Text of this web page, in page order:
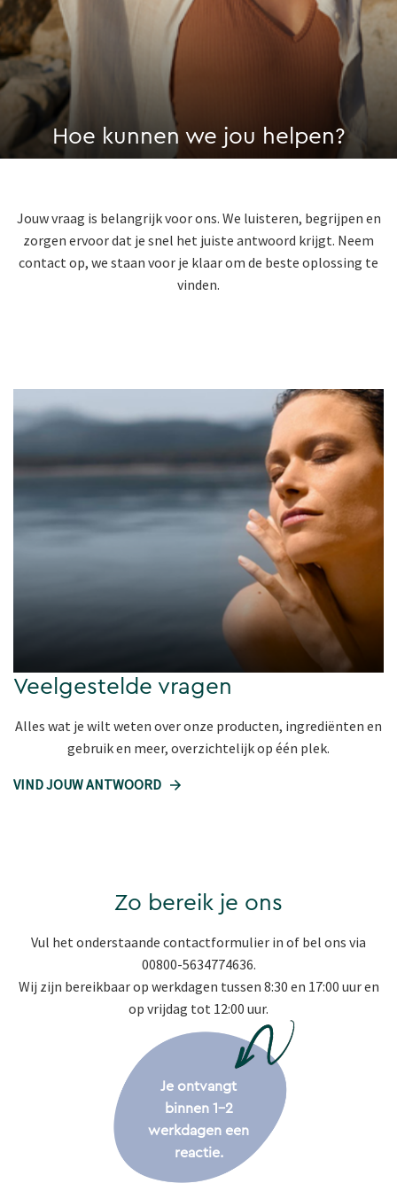
Hoe kunnen we jou helpen?
Jouw vraag is belangrijk voor ons. We luisteren, begrijpen en
zorgen ervoor dat je snel het juiste antwoord krijgt. Neem
contact op, we staan voor je klaar om de beste oplossing te
vinden.
Veelgestelde vragen
Alles wat je wilt weten over onze producten, ingrediënten en
gebruik en meer, overzichtelijk op één plek.
VIND JOUW ANTWOORD
Zo bereik je ons
Vul het onderstaande contactformulier in of bel ons via
00800-5634774636.
Wij zijn bereikbaar op werkdagen tussen 8:30 en 17:00 uur en
op vrijdag tot 12:00 uur.
Je ontvangt
binnen 1-2
werkdagen een
reactie.